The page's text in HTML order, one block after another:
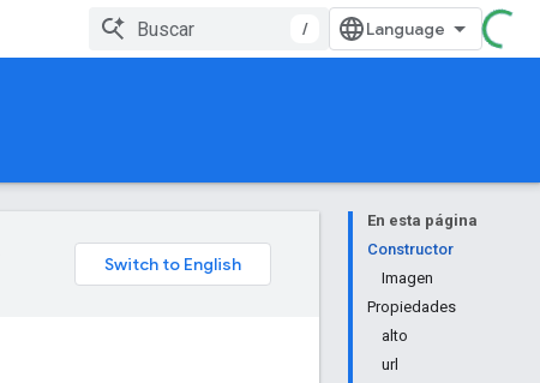
/
En esta página
Constructor
Imagen
Propiedades
alto
url